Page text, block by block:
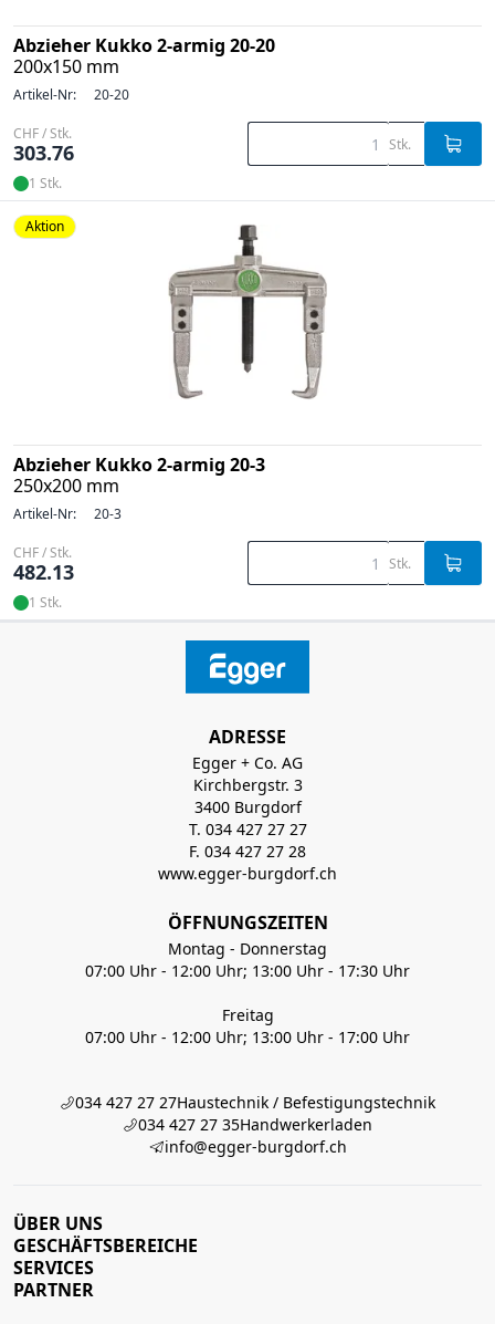
Abzieher Kukko 2-armig 20-20
200x150 mm
Artikel-Nr: 20-20
CHF / Stk.
303.76 Stk.
1 Stk.
Aktion
Abzieher Kukko 2-armig 20-3
250x200 mm
Artikel-Nr: 20-3
CHF / Stk.
482.13 Stk.
1 Stk.
ADRESSE
Egger + Co. AG
Kirchbergstr. 3
3400 Burgdorf
T. 034 427 27 27
F. 034 427 27 28
www.egger-burgdorf.ch
ÖFFNUNGSZEITEN
Montag - Donnerstag
07:00 Uhr - 12:00 Uhr; 13:00 Uhr - 17:30 Uhr
Freitag
07:00 Uhr - 12:00 Uhr; 13:00 Uhr - 17:00 Uhr
034 427 27 27Haustechnik / Befestigungstechnik
034 427 27 35Handwerkerladen
info@egger-burgdorf.ch
ÜBER UNS
GESCHÄFTSBEREICHE
SERVICES
PARTNER